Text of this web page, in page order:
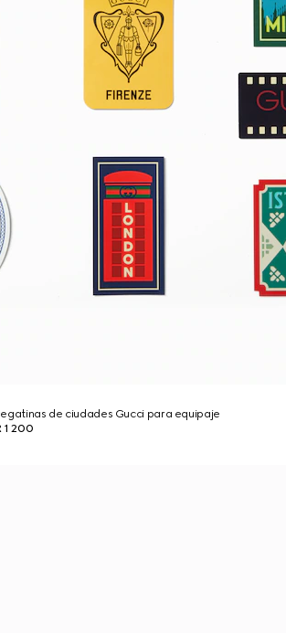
de ciudades Gucci para equipaje
1 200